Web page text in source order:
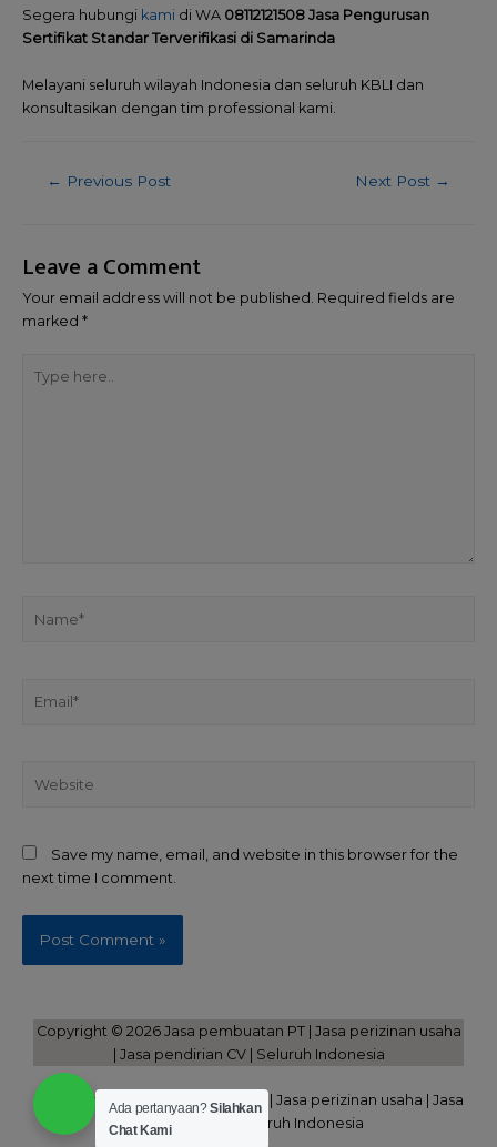
Segera hubungi kami di WA 08112121508 Jasa Pengurusan
Sertifikat Standar Terverifikasi di Samarinda
Melayani seluruh wilayah Indonesia dan seluruh KBLI dan
konsultasikan dengan tim professional kami.
← Previous Post Next Post →
Leave a Comment
Your email address will not be published. Required fields are
marked *
Save my name, email, and website in this browser for the
next time I comment.
Copyright © 2026 Jasa pembuatan PT | Jasa perizinan usaha
| Jasa pendirian CV | Seluruh Indonesia
Powered by Jasa pembuatan PT | Jasa perizinan usaha | Jasa
pendirian CV | Seluruh Indonesia
Ada pertanyaan?Silahkan
Chat Kami